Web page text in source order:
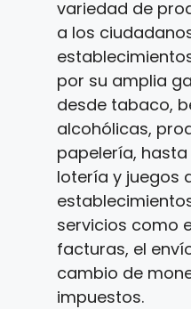
variedad de
a los
por su amplia
desde tabaco,
alcohólicas,
papelería,
lotería y juegos
servicios como
facturas, el
cambio de
impuestos.